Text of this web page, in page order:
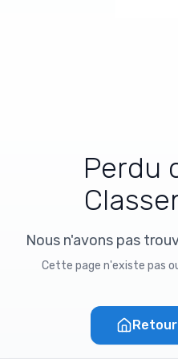
Perdu
Nous n'avons pas
Cette page n'existe pas